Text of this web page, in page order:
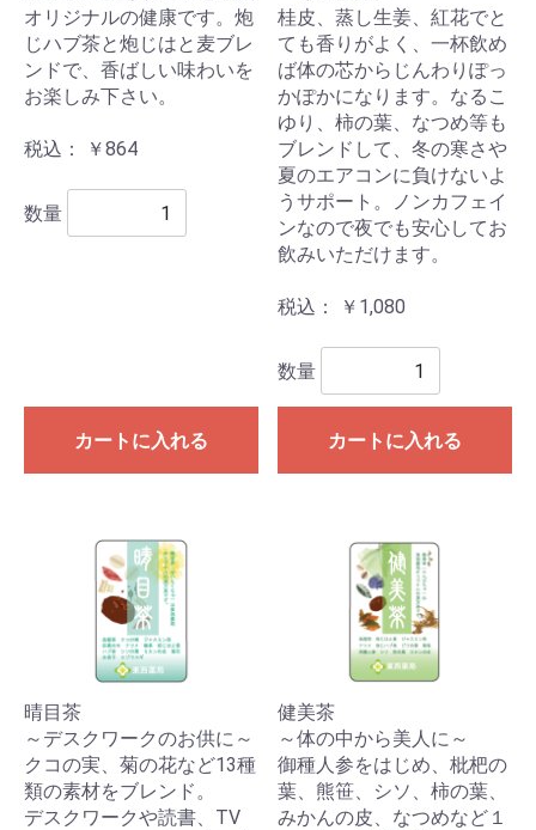
オリジナルの健康です。炮
じハブ茶と炮じはと麦ブレ
ンドで、香ばしい味わいを
お楽しみ下さい。
税込： ￥864
数量
カートに入れる
桂皮、蒸し生姜、紅花でと
ても香りがよく、一杯飲め
ば体の芯からじんわりぽっ
かぽかになります。なるこ
ゆり、柿の葉、なつめ等も
ブレンドして、冬の寒さや
夏のエアコンに負けないよ
うサポート。ノンカフェイ
ンなので夜でも安心してお
飲みいただけます。
税込： ￥1,080
数量
カートに入れる
晴目茶
～デスクワークのお供に～
クコの実、菊の花など13種
類の素材をブレンド。
デスクワークや読書、TV
健美茶
～体の中から美人に～
御種人参をはじめ、枇杷の
葉、熊笹、シソ、柿の葉、
みかんの皮、なつめなど１